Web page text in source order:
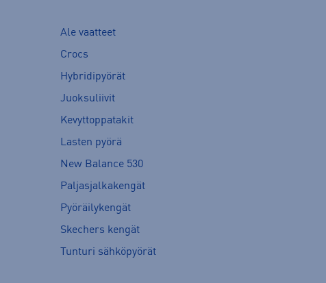
Ale vaatteet
Crocs
Hybridipyörät
Juoksuliivit
Kevyttoppatakit
Lasten pyörä
New Balance 530
Paljasjalkakengät
Pyöräilykengät
Skechers kengät
Tunturi sähköpyörät